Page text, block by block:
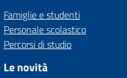
Famiglie e studenti
Personale scolastico
Percorsi di studio
Le novità